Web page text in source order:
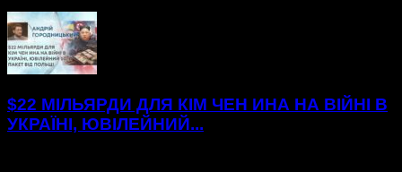
$22 МІЛЬЯРДИ ДЛЯ КІМ ЧЕН ИНА НА ВІЙНІ В
УКРАЇНІ, ЮВІЛЕЙНИЙ...